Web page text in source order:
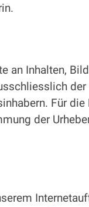
an Inhalten,
Für
der